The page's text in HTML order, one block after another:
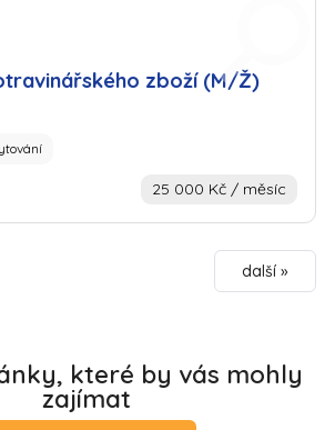
zboží (M/Ž)
práce
25 000 Kč / měsíc
další »
které by vás mohly
zajímat